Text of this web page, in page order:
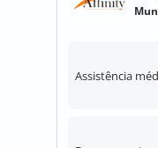
Assistência